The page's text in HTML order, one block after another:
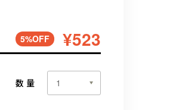
5%OFF ¥523
数量